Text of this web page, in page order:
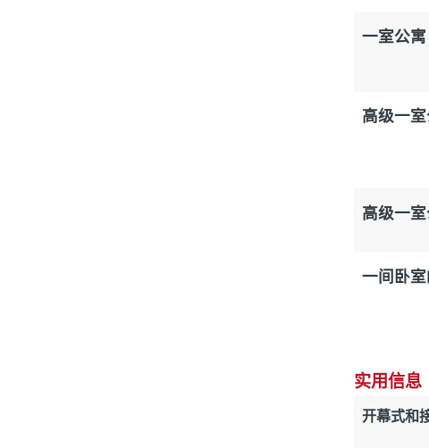
一室公
高级一
高级一
一间卧
实用信息
开幕式和